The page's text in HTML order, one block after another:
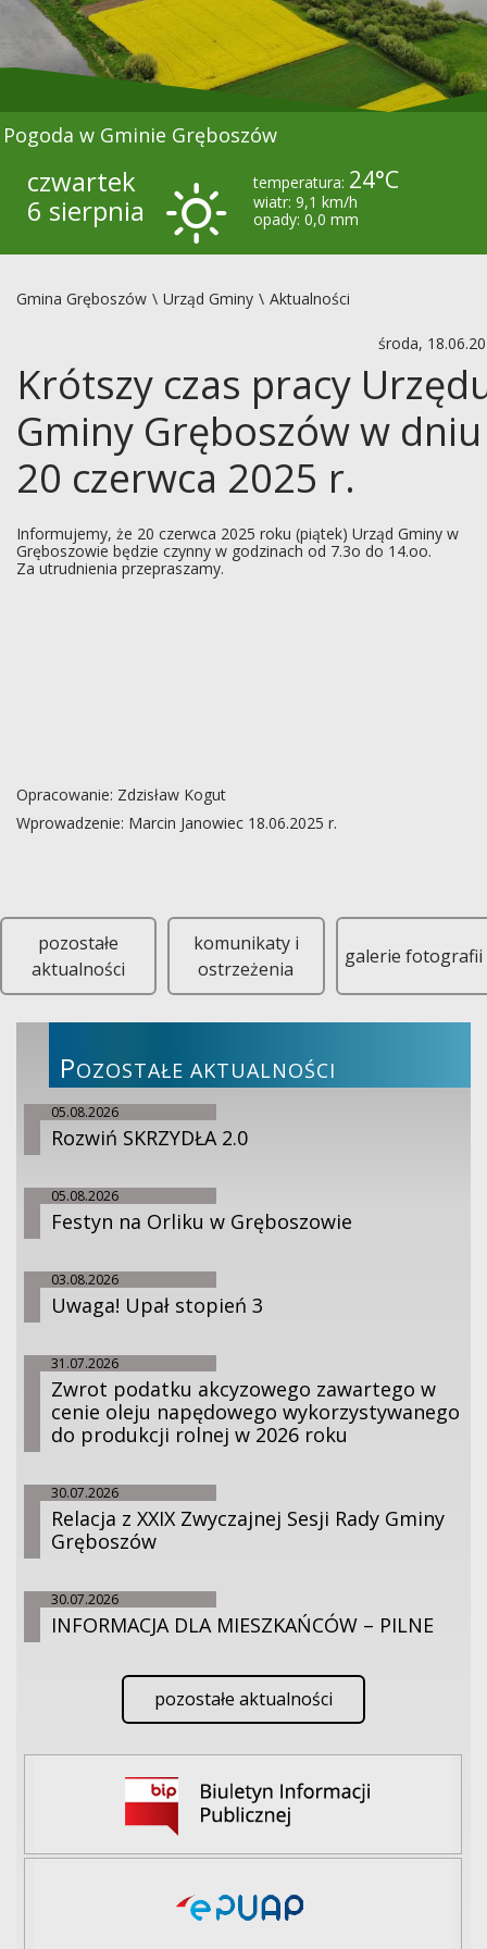
Pogoda w Gminie Gręboszów
czwartek
6 sierpnia
temperatura: 24°C
wiatr: 9,1 km/h
opady: 0,0 mm
Gmina Gręboszów Urząd Gminy Aktualności
środa,
Krótszy czas pracy
Gminy Gręboszów w dniu
20 czerwca 2025 r.
Informujemy, że 20 czerwca 2025 roku (piątek) Urząd Gminy w
Gręboszowie będzie czynny w godzinach od 7.3o do 14.oo.
Za utrudnienia przepraszamy.
Opracowanie: Zdzisław Kogut
Wprowadzenie: Marcin Janowiec 18.06.2025 r.
pozostałe
aktualności
komunikaty i
ostrzeżenia
galerie fotografii
POZOSTAŁE AKTUALNOŚCI
05.08.2026
Rozwiń SKRZYDŁA 2.0
05.08.2026
Festyn na Orliku w Gręboszowie
03.08.2026
Uwaga! Upał stopień 3
31.07.2026
Zwrot podatku akcyzowego zawartego w
cenie oleju napędowego wykorzystywanego
do produkcji rolnej w 2026 roku
30.07.2026
Relacja z XXIX Zwyczajnej Sesji Rady Gminy
Gręboszów
30.07.2026
INFORMACJA DLA MIESZKAŃCÓW – PILNE
pozostałe aktualności